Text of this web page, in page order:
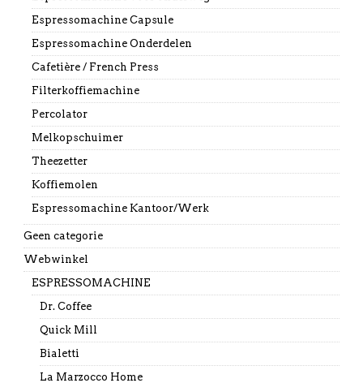
Espressomachine Capsule
Espressomachine Onderdelen
Cafetière / French Press
Filterkoffiemachine
Percolator
Melkopschuimer
Theezetter
Koffiemolen
Espressomachine Kantoor/Werk
Geen categorie
Webwinkel
ESPRESSOMACHINE
Dr. Coffee
Quick Mill
Bialetti
La Marzocco Home